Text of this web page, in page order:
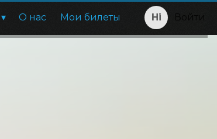
О нас Мои билеты Войти